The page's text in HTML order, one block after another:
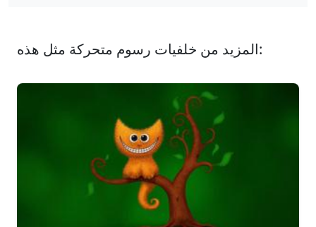
المزيد من خلفيات رسوم متحركة مثل هذه: